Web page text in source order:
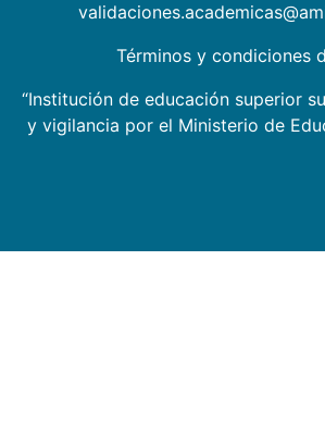
Términos y condiciones
“Institución de educación superior
y vigilancia por el Ministerio de